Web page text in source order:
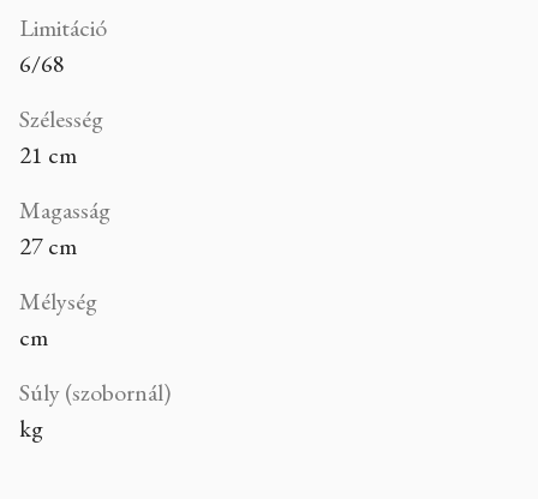
Limitáció
6/68
Szélesség
21 cm
Magasság
27 cm
Mélység
cm
Súly (szobornál)
kg